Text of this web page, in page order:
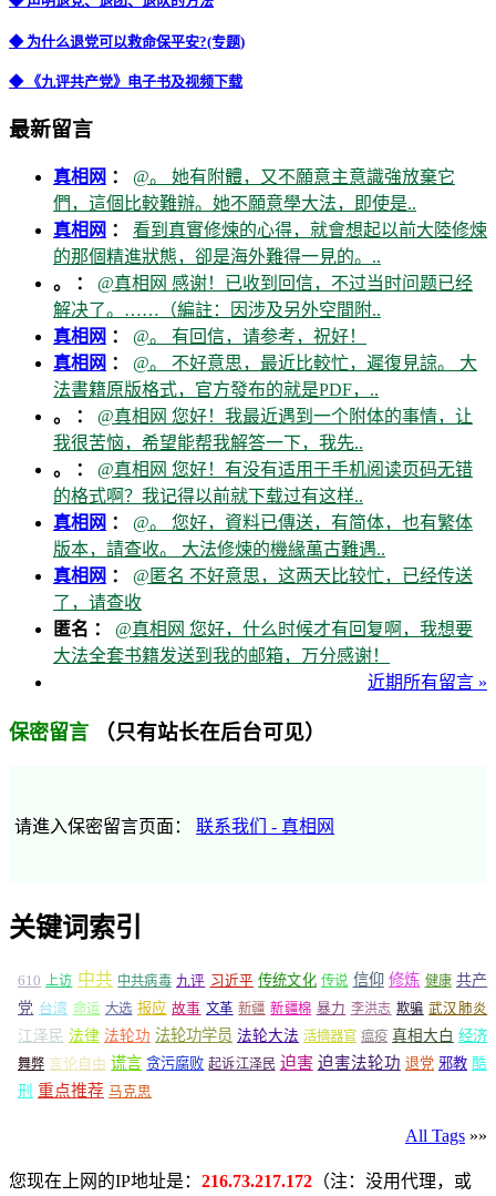
◆ 为什么退党可以救命保平安?(专题)
◆ 《九评共产党》电子书及视频下载
最新留言
真相网 ： @。 她有附體，又不願意主意識強放棄它
們，這個比較難辦。她不願意學大法，即使是..
真相网 ： 看到真實修煉的心得，就會想起以前大陸修煉
的那個精進狀態，卻是海外難得一見的。..
。 ： @真相网 感谢！已收到回信，不过当时问题已经
解决了。……（編註：因涉及另外空間附..
真相网 ： @。 有回信，请参考，祝好！
真相网 ： @。 不好意思，最近比較忙，遲復見諒。 大
法書籍原版格式，官方發布的就是PDF，..
。 ： @真相网 您好！我最近遇到一个附体的事情，让
我很苦恼，希望能帮我解答一下，我先..
。 ： @真相网 您好！有没有适用于手机阅读页码无错
的格式啊？我记得以前就下载过有这样..
真相网 ： @。 您好，資料已傳送，有简体，也有繁体
版本，請查收。 大法修煉的機緣萬古難遇..
真相网 ： @匿名 不好意思，这两天比较忙，已经传送
了，请查收
匿名 ： @真相网 您好，什么时候才有回复啊，我想要
大法全套书籍发送到我的邮箱，万分感谢！
近期所有留言 »
保密留言 （只有站长在后台可见）
请進入保密留言页面： 联系我们 - 真相网
关键词索引
610 上访 中共 中共病毒 九评 习近平 传统文化 传说 信仰 修炼 健康 共产
党 台湾 命运 大选 报应 故事 文革 新疆 新疆棉 暴力 李洪志 欺骗 武汉肺炎
江泽民 法律 法轮功 法轮功学员 法轮大法 活摘器官 瘟疫 真相大白 经济
舞弊 言论自由 谎言 贪污腐败 起诉江泽民 迫害 迫害法轮功 退党 邪教 酷
刑 重点推荐 马克思
All Tags »»
您现在上网的IP地址是： 216.73.217.172 （注：没用代理，或